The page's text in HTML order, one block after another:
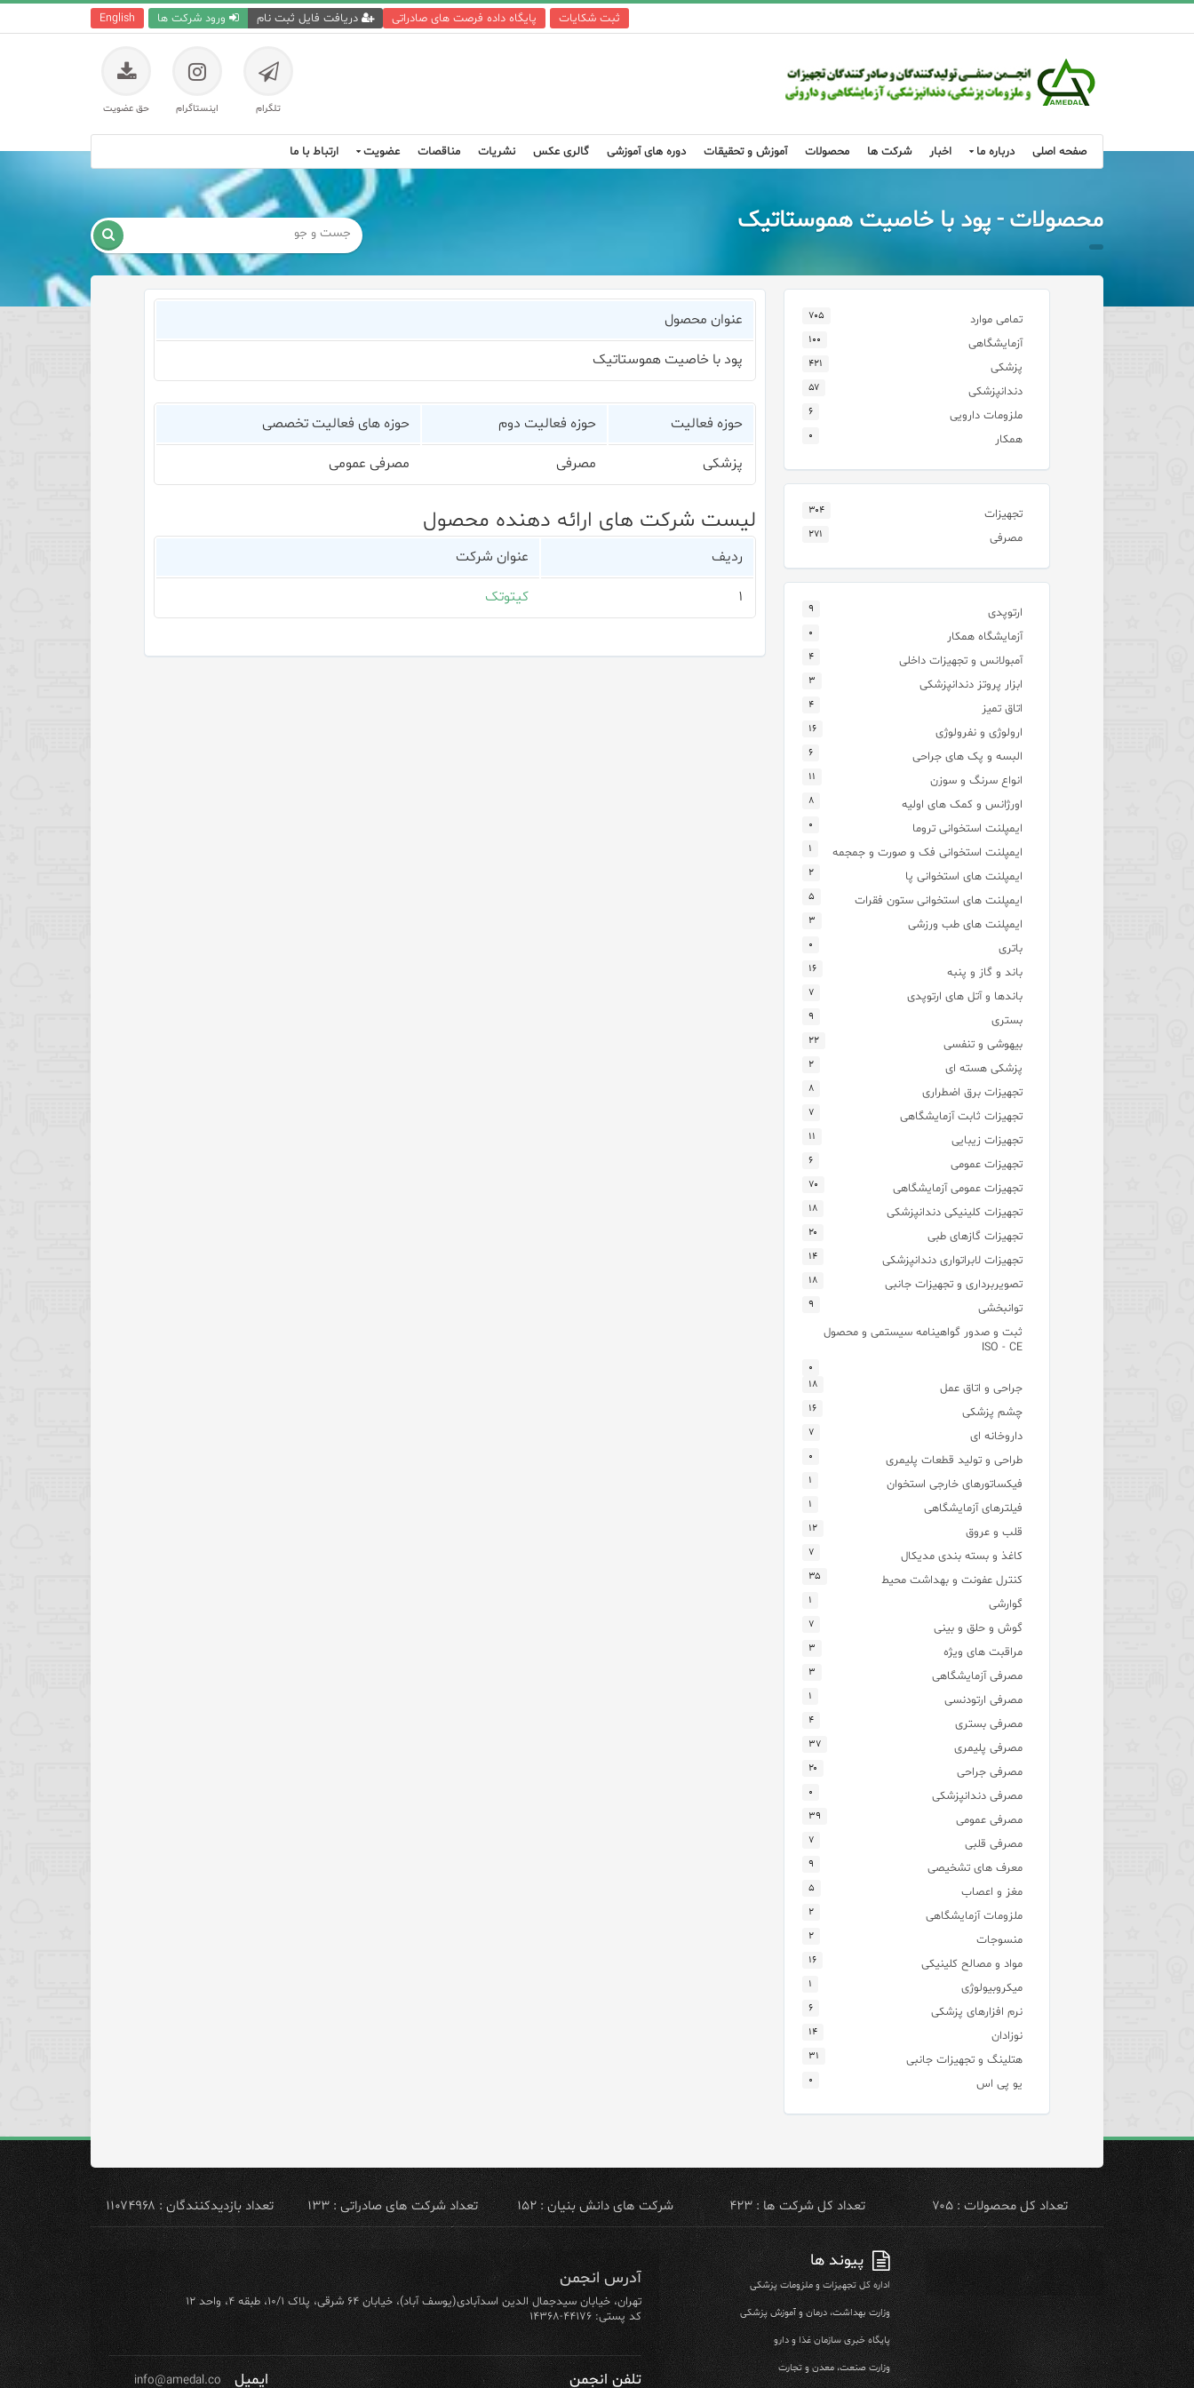
English ورود شرکت ها دریافت فایل ثبت نام پایگاه داده فرصت های صادراتی ثبت شکایات
تلگرام اینستاگرام حق عضویت
صفحه اصلی درباره ما اخبار شرکت ها محصولات آموزش و تحقیقات دوره های آموزشی گالری عکس نشریات مناقصات عضویت ارتباط با ما
محصولات - پود با خاصیت هموستاتیک 
عنوان محصول
پود با خاصیت هموستاتیک
حوزه فعالیت حوزه فعالیت دوم حوزه های فعالیت تخصصی
پزشکی مصرفی مصرفی عمومی
لیست شرکت های ارائه دهنده محصول
ردیف عنوان شرکت
۱ کیتوتک
تمامی موارد ۷۰۵
آزمایشگاهی ۱۰۰
پزشکی ۴۲۱
دندانپزشکی ۵۷
ملزومات دارویی ۶
همکار ۰
تجهیزات ۳۰۴
مصرفی ۲۷۱
ارتوپدی ۹
آزمایشگاه همکار ۰
آمبولانس و تجهیزات داخلی ۴
ابزار پروتز دندانپزشکی ۳
اتاق تمیز ۴
ارولوژی و نفرولوژی ۱۶
البسه و پک های جراحی ۶
انواع سرنگ و سوزن ۱۱
اورژانس و کمک های اولیه ۸
ایمپلنت استخوانی تروما ۰
ایمپلنت استخوانی فک و صورت و جمجمه ۱
ایمپلنت های استخوانی پا ۲
ایمپلنت های استخوانی ستون فقرات ۵
ایمپلنت های طب ورزشی ۳
باتری ۰
باند و گاز و پنبه ۱۶
باندها و آتل های ارتوپدی ۷
بستری ۹
بیهوشی و تنفسی ۲۲
پزشکی هسته ای ۲
تجهیزات برق اضطراری ۸
تجهیزات ثابت آزمایشگاهی ۷
تجهیزات زیبایی ۱۱
تجهیزات عمومی ۶
تجهیزات عمومی آزمایشگاهی ۷۰
تجهیزات کلینیکی دندانپزشکی ۱۸
تجهیزات گازهای طبی ۲۰
تجهیزات لابراتواری دندانپزشکی ۱۴
تصویربرداری و تجهیزات جانبی ۱۸
توانبخشی ۹
ثبت و صدور گواهینامه سیستمی و محصول
ISO - CE
۰
جراحی و اتاق عمل ۱۸
چشم پزشکی ۱۶
داروخانه ای ۷
طراحی و تولید قطعات پلیمری ۰
فیکساتورهای خارجی استخوان ۱
فیلترهای آزمایشگاهی ۱
قلب و عروق ۱۲
کاغذ و بسته بندی مدیکال ۷
کنترل عفونت و بهداشت محیط ۳۵
گوارشی ۱
گوش و حلق و بینی ۷
مراقبت های ویژه ۳
مصرفی آزمایشگاهی ۳
مصرفی ارتودنسی ۱
مصرفی بستری ۴
مصرفی پلیمری ۳۷
مصرفی جراحی ۲۰
مصرفی دندانپزشکی ۰
مصرفی عمومی ۳۹
مصرفی قلبی ۷
معرف های تشخیصی ۹
مغز و اعصاب ۵
ملزومات آزمایشگاهی ۲
منسوجات ۲
مواد و مصالح کلینیکی ۱۶
میکروبیولوژی ۱
نرم افزارهای پزشکی ۶
نوزادان ۱۴
هتلینگ و تجهیزات جانبی ۳۱
یو پی اس ۰
تعداد کل محصولات : ۷۰۵ تعداد کل شرکت ها : ۴۲۳ شرکت های دانش بنیان : ۱۵۲ تعداد شرکت های صادراتی : ۱۳۳ تعداد بازدیدکنندگان : ۱۱۰۷۴۹۶۸
پیوند ها
اداره کل تجهیزات و ملزومات پزشکی
وزارت بهداشت، درمان و آموزش پزشکی
پایگاه خبری سازمان غذا و دارو
وزارت صنعت، معدن و تجارت
آدرس انجمن
تهران، خیابان سیدجمال الدین اسدآبادی(یوسف آباد)، خیابان ۶۴ شرقی، پلاک ۱۰/۱، طبقه ۴، واحد ۱۲
کد پستی: ۴۴۱۷۶-۱۴۳۶۸
تلفن انجمن ایمیل info@amedal.co